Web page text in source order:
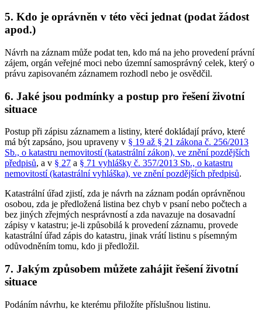
5. Kdo je oprávněn v této věci jednat (podat žádost
apod.)
Návrh na záznam může podat ten, kdo má na jeho provedení právní
zájem, orgán veřejné moci nebo územní samosprávný celek, který o
právu zapisovaném záznamem rozhodl nebo je osvědčil.
6. Jaké jsou podmínky a postup pro řešení životní
situace
Postup při zápisu záznamem a listiny, které dokládají právo, které
má být zapsáno, jsou upraveny v § 19 až § 21 zákona č. 256/2013
Sb., o katastru nemovitostí (katastrální zákon), ve znění pozdějších
předpisů, a v § 27 a § 71 vyhlášky č. 357/2013 Sb., o katastru
nemovitostí (katastrální vyhláška), ve znění pozdějších předpisů.
Katastrální úřad zjistí, zda je návrh na záznam podán oprávněnou
osobou, zda je předložená listina bez chyb v psaní nebo počtech a
bez jiných zřejmých nesprávností a zda navazuje na dosavadní
zápisy v katastru; je-li způsobilá k provedení záznamu, provede
katastrální úřad zápis do katastru, jinak vrátí listinu s písemným
odůvodněním tomu, kdo ji předložil.
7. Jakým způsobem můžete zahájit řešení životní
situace
Podáním návrhu, ke kterému přiložíte příslušnou listinu.